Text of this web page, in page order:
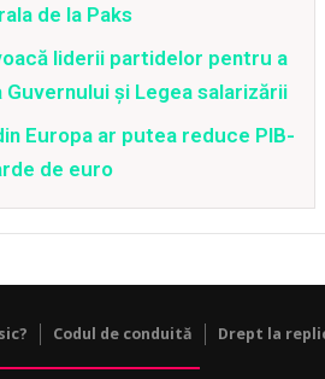
de la Paks
liderii partidelor pentru a
și Legea salarizării
Europa ar putea reduce PIB-
de euro
Codul de conduită Drept la